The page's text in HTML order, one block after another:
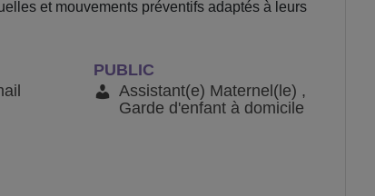
et mouvements préventifs adaptés à leurs
PUBLIC
Assistant(e) Maternel(le) ,
Garde d'enfant à domicile